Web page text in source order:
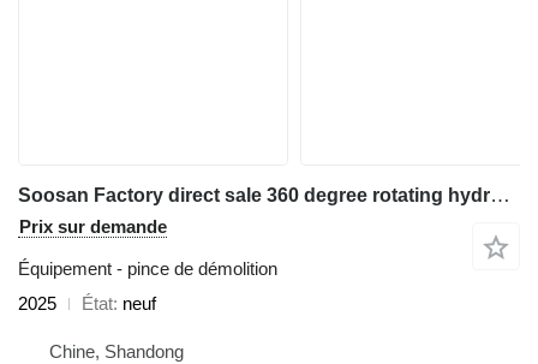
Soosan Factory direct sale 360 ​​degree rotating hydraulic crushing pli
Prix sur demande
Équipement - pince de démolition
2025
État neuf
Chine, Shandong